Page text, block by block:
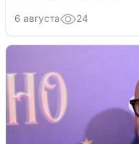
6 августа 24